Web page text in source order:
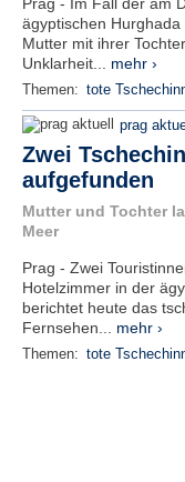
ägyptischen
Mutter mit ihrer
Unklarheit... mehr ›
Themen: tote
prag
Zwei
aufgefunden
Mutter und Tochter
Meer
Prag - Zwei
Hotelzimmer in der
berichtet heute das
Fernsehen... mehr ›
Themen: tote